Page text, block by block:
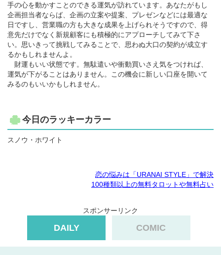
手の心を動かすことのできる運気が訪れています。あなたがもし
企画担当者ならば、企画の立案や提案、プレゼンなどには最適な
日ですし、営業職の方も大きな成果を上げられそうですので、得
意先だけでなく新規顧客にも積極的にアプローチしてみて下さ
い。思いきって挑戦してみることで、思わぬ大口の契約が成立す
るかもしれませんよ。
財運もいい状態です。無駄遣いや衝動買いさえ気をつければ、
運気が下がることはありません。この機会に新しい口座を開いて
みるのもいいかもしれません。
今日のラッキーカラー
スノウ・ホワイト
恋の悩みは「URANAI STYLE」で解決
100種類以上の無料タロットや無料占い
スポンサーリンク
DAILY COMIC